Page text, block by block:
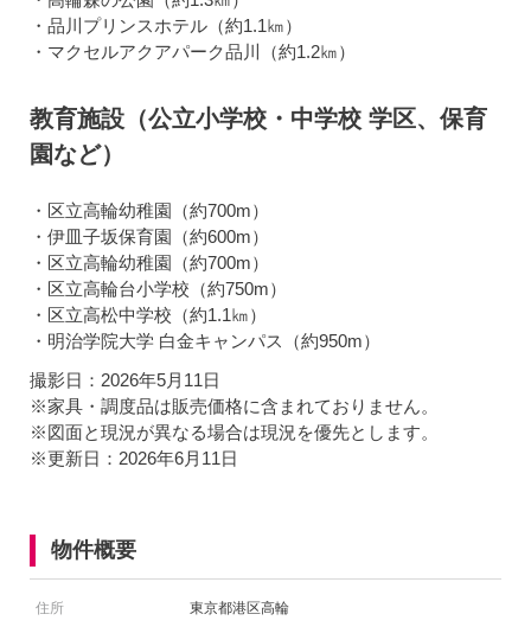
・品川プリンスホテル（約1.1㎞）
・マクセルアクアパーク品川（約1.2㎞）
教育施設（公立小学校・中学校 学区、保育
園など）
・区立高輪幼稚園（約700m）
・伊皿子坂保育園（約600m）
・区立高輪幼稚園（約700m）
・区立高輪台小学校（約750m）
・区立高松中学校（約1.1㎞）
・明治学院大学 白金キャンパス（約950m）
撮影日：2026年5月11日
※家具・調度品は販売価格に含まれておりません。
※図面と現況が異なる場合は現況を優先とします。
※更新日：2026年6月11日
物件概要
住所 東京都港区高輪